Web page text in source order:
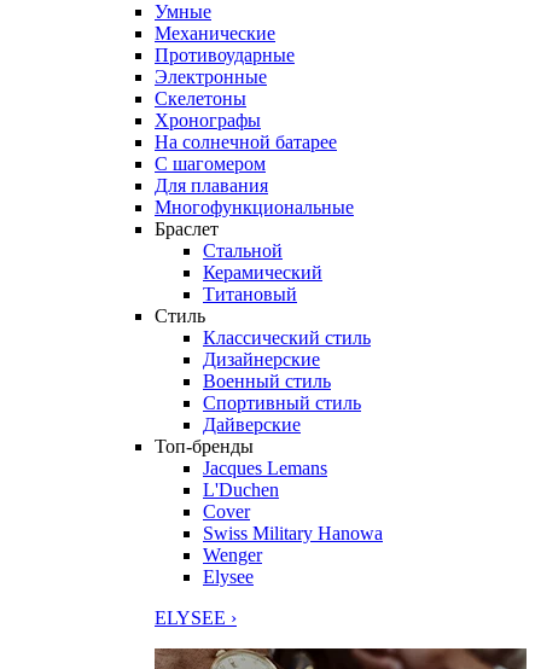
Умные
Механические
Противоударные
Электронные
Скелетоны
Хронографы
На солнечной батарее
С шагомером
Для плавания
Многофункциональные
Браслет
Стальной
Керамический
Титановый
Стиль
Классический стиль
Дизайнерские
Военный стиль
Спортивный стиль
Дайверские
Топ-бренды
Jacques Lemans
L'Duchen
Cover
Swiss Military Hanowa
Wenger
Elysee
ELYSEE ›